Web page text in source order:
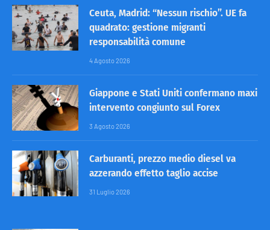
Ceuta, Madrid: “Nessun rischio”. UE fa
quadrato: gestione migranti
responsabilità comune
4 Agosto 2026
Giappone e Stati Uniti confermano maxi
intervento congiunto sul Forex
3 Agosto 2026
Carburanti, prezzo medio diesel va
azzerando effetto taglio accise
31 Luglio 2026